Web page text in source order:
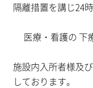
隔離措置を講じ24
医療・看護の 下
施設内入所者様及
しております。